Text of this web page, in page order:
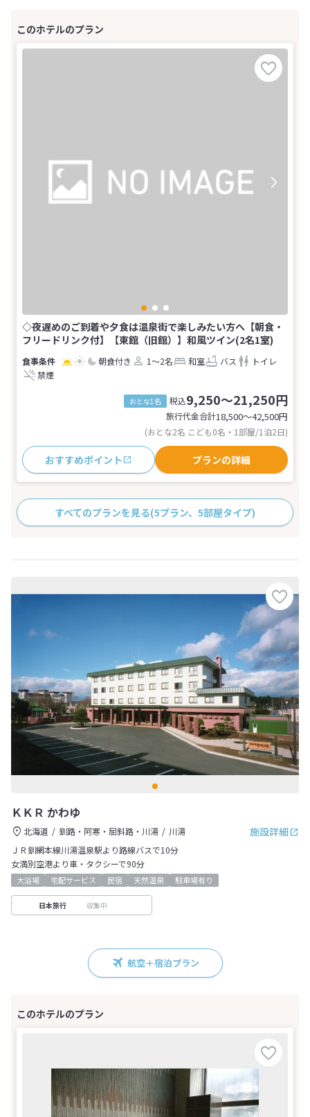
◇夜遅めのご到着や夕食は温泉街で楽しみたい方へ【朝食・
フリードリンク付】【東館（旧館）】和風ツイン(2名1室)
朝食付き 1～2名 和室 バス
トイレ
禁煙
おとな1名 税込9,250～21,250円
旅行代金合計18,500〜42,500円
(おとな2名 こども0名・1部屋/1泊2日)
おすすめポイント プランの詳細
すべてのプランを見る(5プラン、5部屋タイプ)
ＫＫＲ かわゆ
施設詳細
北海道 釧路・阿寒・屈斜路・川湯
川湯
ＪＲ釧網本線川湯温泉駅より路線バスで10分
女満別空港より車・タクシーで90分
大浴場 宅配サービス 民宿 天然温泉 駐車場有り
日本旅行 収集中
航空＋宿泊プラン